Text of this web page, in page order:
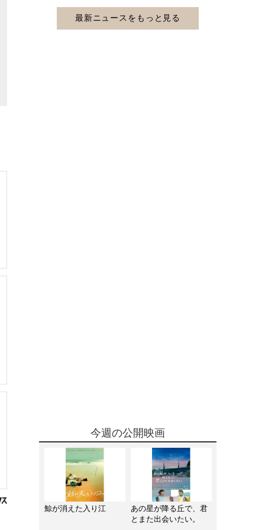
今週の公開映画
鯨が消えた入り江
あの星が降る丘で、君
とまた出会いたい。